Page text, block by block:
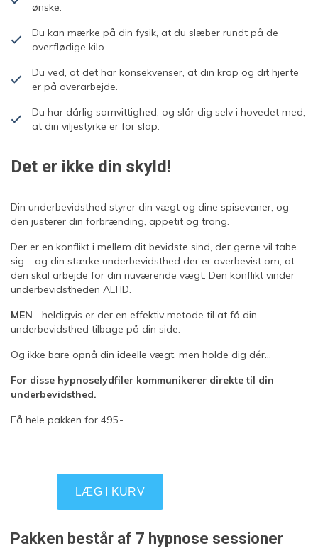
ønske.
Du kan mærke på din fysik, at du slæber rundt på de
overflødige kilo.
Du ved, at det har konsekvenser, at din krop og dit hjerte
er på overarbejde.
Du har dårlig samvittighed, og slår dig selv i hovedet med,
at din viljestyrke er for slap.
Det er ikke din skyld!
Din underbevidsthed styrer din vægt og dine spisevaner, og
den justerer din forbrænding, appetit og trang.
Der er en konflikt i mellem dit bevidste sind, der gerne vil tabe
sig – og din stærke underbevidsthed der er overbevist om, at
den skal arbejde for din nuværende vægt. Den konflikt vinder
underbevidstheden ALTID.
MEN… heldigvis er der en effektiv metode til at få din
underbevidsthed tilbage på din side.
Og ikke bare opnå din ideelle vægt, men holde dig dér…
For disse hypnoselydfiler kommunikerer direkte til din
underbevidsthed.
Få hele pakken for 495,-
Pakken består af 7 hypnose sessioner